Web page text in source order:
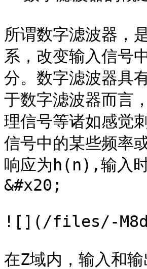
所谓数字滤波器，
系，改变输入信号
分。数字滤波器具
于数字滤波器而言
理信号等诸如感觉
信号中的某些频率
响应为h(n),输入
&#x20;
![](/files/-
在Z域内，输入和